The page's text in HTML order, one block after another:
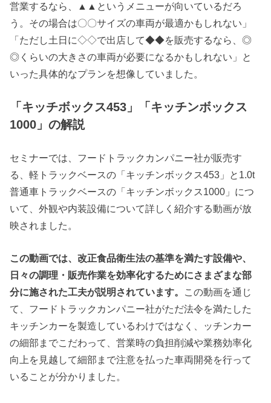
営業するなら、▲▲というメニューが向いているだろ
う。その場合は〇〇サイズの車両が最適かもしれない」
「ただし土日に◇◇で出店して◆◆を販売するなら、◎
◎くらいの大きさの車両が必要になるかもしれない」と
いった具体的なプランを想像していました。
「キッチボックス453」「キッチンボックス
1000」の解説
セミナーでは、フードトラックカンパニー社が販売す
る、軽トラックベースの「キッチンボックス453」と1.0t
普通車トラックベースの「キッチンボックス1000」につ
いて、外観や内装設備について詳しく紹介する動画が放
映されました。
この動画では、改正食品衛生法の基準を満たす設備や、
日々の調理・販売作業を効率化するためにさまざまな部
分に施された工夫が説明されています。 この動画を通じ
て、フードトラックカンパニー社がただ法令を満たした
キッチンカーを製造しているわけではなく、ッチンカー
の細部までこだわって、営業時の負担削減や業務効率化
向上を見越して細部まで注意を払った車両開発を行って
いることが分かりました。